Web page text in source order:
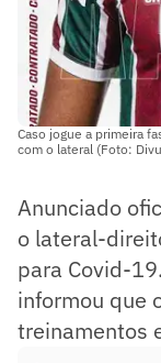
Caso jogue a primeira
com o lateral (Foto:
Anunciado
o lateral-
para Covid-
informou que
treinamentos